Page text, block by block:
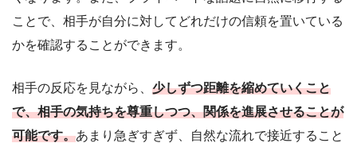
ことで、相手が自分に対してどれだけの信頼を置いている
かを確認することができます。
相手の反応を見ながら、 少しずつ距離を縮めていくこと
で、相手の気持ちを尊重しつつ、関係を進展させることが
可能です。あまり急ぎすぎず、自然な流れで接近すること